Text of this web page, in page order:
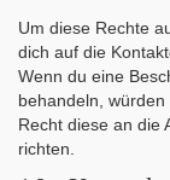
Um diese Rechte
dich auf die
Wenn du eine
behandeln,
Recht diese an die
richten.